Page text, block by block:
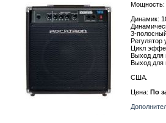
Мощность:
Динамик:
3-
Регулятор
Цикл
Выход для
Выход для
США.
Цена: По